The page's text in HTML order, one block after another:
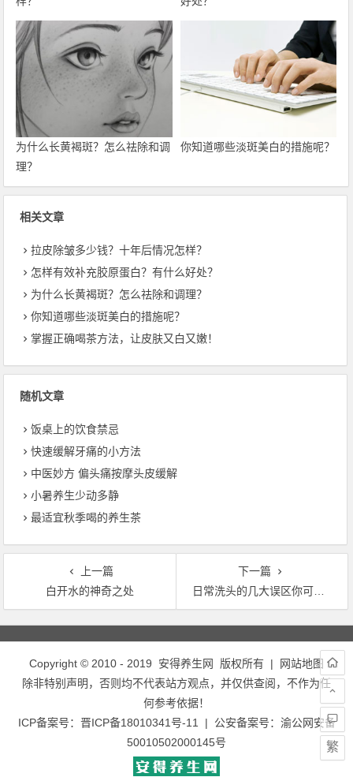
为什么长黄褐斑？怎么祛除和调
理？
你知道哪些淡斑美白的措施呢？
相关文章
拉皮除皱多少钱？十年后情况怎样？
怎样有效补充胶原蛋白？有什么好处？
为什么长黄褐斑？怎么祛除和调理？
你知道哪些淡斑美白的措施呢？
掌握正确喝茶方法，让皮肤又白又嫩！
随机文章
饭桌上的饮食禁忌
快速缓解牙痛的小方法
中医妙方 偏头痛按摩头皮缓解
小暑养生少动多静
最适宜秋季喝的养生茶
上一篇
白开水的神奇之处
下一篇
日常洗头的几大误区你可知道
文章导航
Copyright © 2010 - 2019 安得养生网 版权所有 |
网站地图
除非特别声明，否则均不代表站方观点，并仅供查阅，不作为任
何参考依据！
ICP备案号： 晋ICP备18010341号-11 | 公安备案号： 渝公网安备
50010502000145号
繁